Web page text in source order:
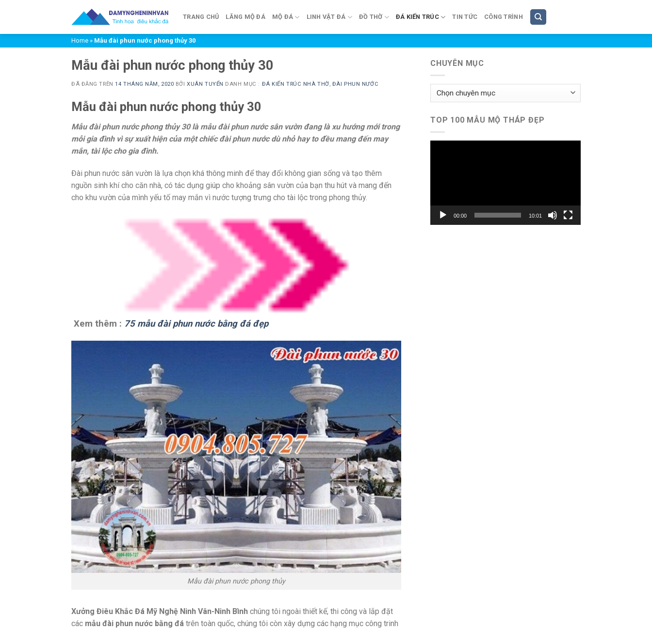
TRANG CHỦ LĂNG MỘ ĐÁ MỘ ĐÁ LINH VẬT ĐÁ ĐỒ THỜ ĐÁ KIẾN TRÚC TIN TỨC CÔNG TRÌNH
Home » Mẫu đài phun nước phong thủy 30
Mẫu đài phun nước phong thủy 30
ĐÃ ĐĂNG TRÊN14 THÁNG NĂM, 2020 BỞIXUÂN TUYỂN DANH MỤC : ĐÁ KIẾN TRÚC NHÀ THỜ ĐÀI PHUN NƯỚC
Mẫu đài phun nước phong thủy 30
Mẫu đài phun nước phong thủy 30 là mẫu đài phun nước sân vườn đang là xu hướng mới trong
mỗi gia đình vì sự xuất hiện của một chiếc đài phun nước dù nhỏ hay to đều mang đến may
mắn, tài lộc cho gia đình.
Đài phun nước sân vườn là lựa chọn khá thông minh để thay đổi không gian sống và tạo thêm
nguồn sinh khí cho căn nhà, có tác dụng giúp cho khoảng sân vườn của bạn thu hút và mang đến
cho khu vườn của mình yếu tố may mắn vì nước tượng trưng cho tài lộc trong phong thủy.
Xem thêm : 75 mẫu đài phun nước bằng đá đẹp
Mẫu đài phun nước phong thủy
Xưởng Điêu Khắc Đá Mỹ Nghệ Ninh Vân-Ninh Bình chúng tôi ngoài thiết kế, thi công và lắp đặt
các mẫu đài phun nước bằng đá trên toàn quốc, chúng tôi còn xây dựng các hạng mục công trinh
CHUYÊN MỤC
Chuyên
mục
TOP 100 MẪU MỘ THÁP ĐẸP
00:00 10:01